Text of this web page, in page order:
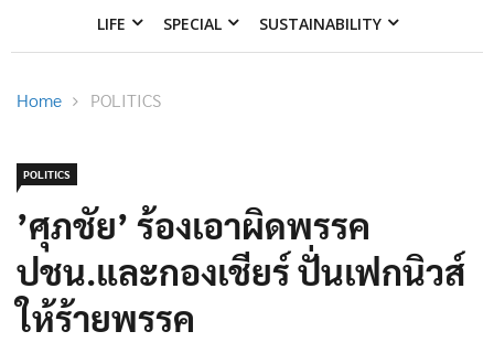
LIFE SPECIAL SUSTAINABILITY
Home POLITICS
POLITICS
’ศุภชัย’ ร้องเอาผิดพรรค
ปชน.และกองเชียร์ ปั่นเฟกนิวส์
ให้ร้ายพรรค